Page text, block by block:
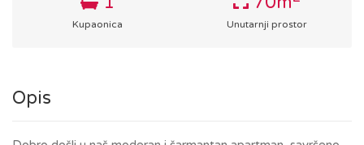
Kupaonica Unutarnji prostor
Opis